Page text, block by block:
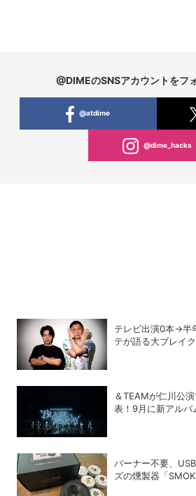
@DIMEのSNSアカウントをフ
@atdime
@dime_hacks
テレビ出演0本→半
テが語る大ブレイ
＆TEAMが仁川公
表！9月に新アルバ
バーナー不要、
ズの燻製器「